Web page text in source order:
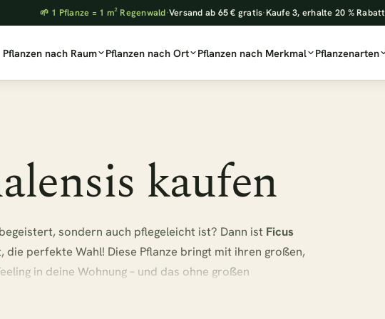
🌱 1 Pflanze = 1 m² Regenwald·Versand ab 65 € gratis·Kaufe 3, erhalte 20 % Rabatt
Pflanzen nach Raum Pflanzen nach Ort Pflanzen nach Merkmal Pflanzenarten
kaufen
sondern auch pflegeleicht ist? Dann ist Ficus
die perfekte Wahl! Diese Pflanze bringt mit ihren großen,
in deine Wohnung – und das ohne großen